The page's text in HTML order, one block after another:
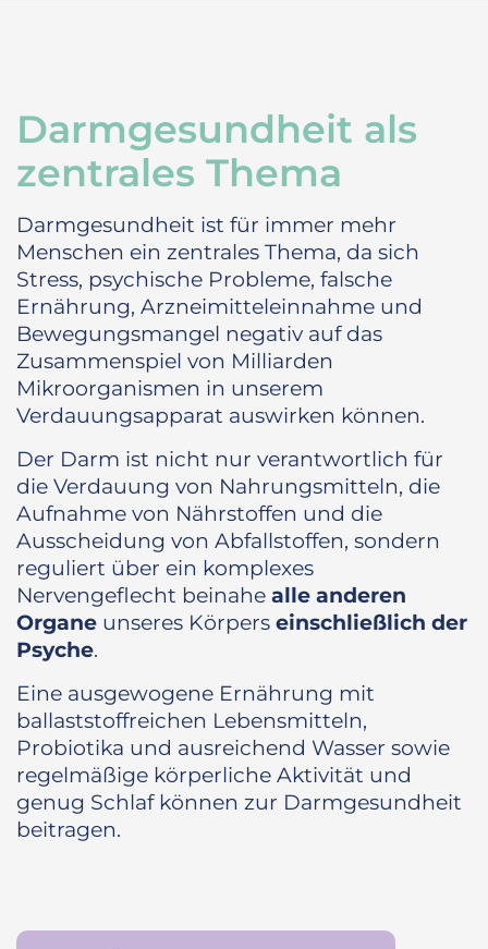
Darmgesundheit als
zentrales Thema
Darmgesundheit ist für immer mehr
Menschen ein zentrales Thema, da sich
Stress, psychische Probleme, falsche
Ernährung, Arzneimitteleinnahme und
Bewegungsmangel negativ auf das
Zusammenspiel von Milliarden
Mikroorganismen in unserem
Verdauungsapparat auswirken können.
Der Darm ist nicht nur verantwortlich für
die Verdauung von Nahrungsmitteln, die
Aufnahme von Nährstoffen und die
Ausscheidung von Abfallstoffen, sondern
reguliert über ein komplexes
Nervengeflecht beinahe alle anderen
Organe unseres Körpers einschließlich der
Psyche.
Eine ausgewogene Ernährung mit
ballaststoffreichen Lebensmitteln,
Probiotika und ausreichend Wasser sowie
regelmäßige körperliche Aktivität und
genug Schlaf können zur Darmgesundheit
beitragen.